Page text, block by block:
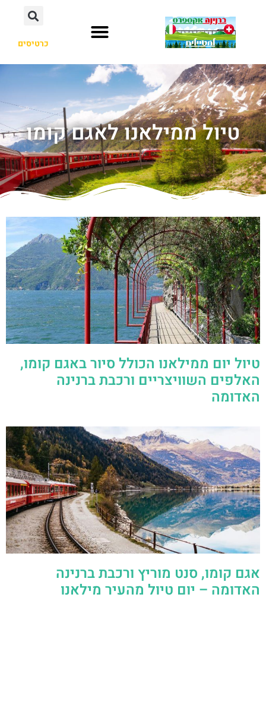
כרטיסים
טיול ממילאנו לאגם קומו
טיול יום ממילאנו הכולל סיור באגם קומו,
האלפים השוויצריים ורכבת ברנינה
האדומה
אגם קומו, סנט מוריץ ורכבת ברנינה
האדומה – יום טיול מהעיר מילאנו